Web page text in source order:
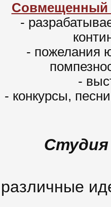
Совмещенный
-
- пожелания
-
- конкурсы,
Студия
различные